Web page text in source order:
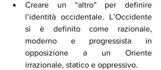
Creare un “altro” per definire
l’identità occidentale. L’Occidente
si è definito come razionale,
moderno e progressista in
opposizione a un Oriente
irrazionale, statico e oppressivo.